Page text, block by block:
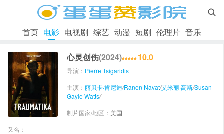

首页 电影 电视剧 综艺 动漫 短剧 伦理片 音乐
心灵创伤(2024) 10.0
导演： Pierre Tsigaridis
主演： 丽贝卡·肯尼迪/Ranen Navat/艾米丽·高斯/Susan
Gayle Watts/
制片国家/地区： 美国
又名：